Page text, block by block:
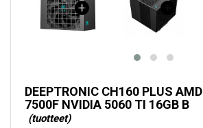
DEEPTRONIC CH160 PLUS AMD
7500F NVIDIA 5060 TI 16GB B
(tuotteet)